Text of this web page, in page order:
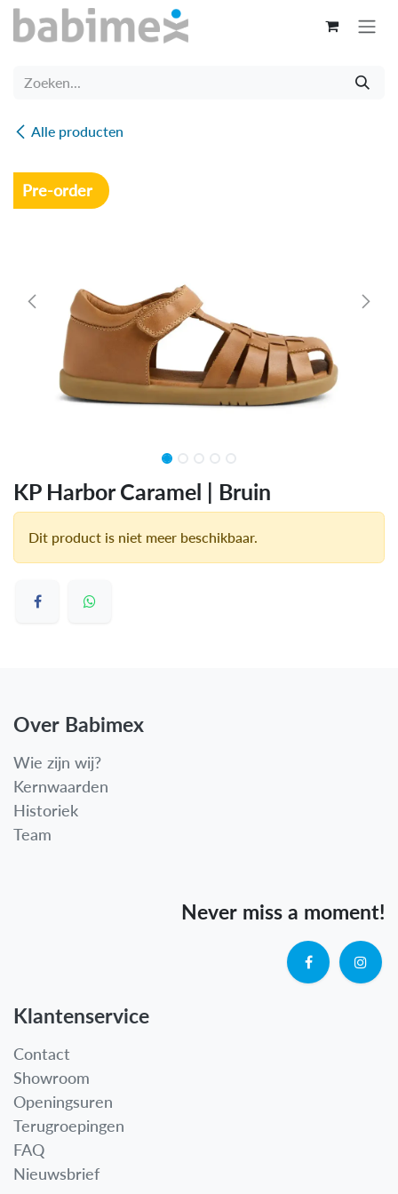
Overslaan naar inhoud
Alle producten
Pre-order
KP Harbor Caramel | Bruin
Dit product is niet meer beschikbaar.
Over Babimex
Wie zijn wij?
Kernwaarden
Historiek
Team
Never miss a moment!
Klantenservice
Contact
Showroom
Openingsuren
Terugroepingen
FAQ
Nieuwsbrief